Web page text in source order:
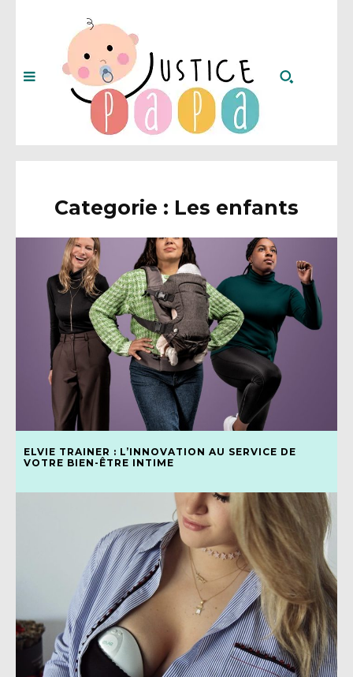
Categorie : Les enfants
ELVIE TRAINER : L’INNOVATION AU SERVICE DE
VOTRE BIEN-ÊTRE INTIME